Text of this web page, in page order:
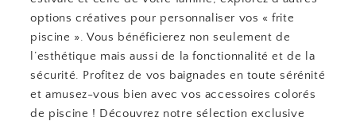
options créatives pour personnaliser vos « frite
piscine ». Vous bénéficierez non seulement de
l’esthétique mais aussi de la fonctionnalité et de la
sécurité. Profitez de vos baignades en toute sérénité
et amusez-vous bien avec vos accessoires colorés
de piscine ! Découvrez notre sélection exclusive